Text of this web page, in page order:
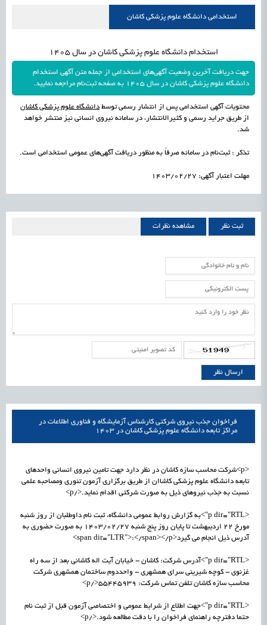
اشتغال و کارآفرینی راه‌اندازی «کارخانه نوآوری مینیاتوری فرآورده‌های گیاهی و طبیعی» در دستور کار معاونت
استخدامی دانشگاه علوم پزشکی کاشان
استخدام دانشگاه علوم پزشکی کاشان در سال 1405
جهت دریافت آخرین وضعیت آگهی‌های استخدامی از جمله متن آگهی استخدام
دانشگاه علوم پزشکی کاشان در سال 1405 به صفحه ثبت‌نام مراجعه نمایید.
محتویات آگهی استخدامی پس از انتشار رسمی توسط دانشگاه علوم پزشکی کاشان
از طریق جراید رسمی و کثیرالانتشار، در سامانه نیروی انسانی نیز منتشر خواهد
شد.
تذکر : ثبت‌نام در سامانه صرفاً به منظور دریافت آگهی‌های عمومی استخدامی است.
مهلت اعتبار آگهی: 1403/02/27
ثبت نظر مشاهده نظرات
فراخوان جذب نیروی شرکتی کارشناس آزمایشگاه و فناوری اطلاعات در
مراکز تابعه دانشگاه علوم پزشکی کاشان در 1403
<p>شرکت محاسب سازه کاشان در نظر دارد جهت تامین نیروی انسانی واحدهای
تابعه دانشگاه علوم پزشکی کاشاان از طریق برگزاری آزمون تئوری ومصاحبه علمی
نسبت به جذب نیروهای ذیل به صورت شرکتی اقدام نماید.</p>
<p dir="RTL">به گزارش روابط عمومی دانشگاه، ثبت نام داوطلبان از روز شنبه
مورخ 22 اردیبهشت تا پایان روز پنج شنبه 1403/02/27 به صورت حضوری به
آدرس ذیل انجام می گیرد<span dir="LTR">:</span></p>
<p dir="RTL">آدرس شرکت: کاشان - خیابان آیت اله کاشانی بعد از سه راه
غزنوی - کوچه شیرینی سرای همشهری - واحددوم ساختمان همشهری شرکت
محاسب سازه کاشان تلفن تماس شرکت: 55445939</p>
<p dir="RTL">جهت اطلاع از شرایط عمومی و اختصاصی آزمون قبل از ثبت نام
حتما دفترچه راهنمای فراخوان را با دقت مطالعه شود.</p>